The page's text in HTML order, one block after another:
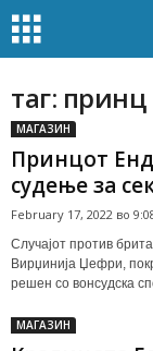
таг: принц
МАГАЗИН
Принцот
судење за
February 17, 2022 во
Случајот против
Вирџинија Џефри,
решен со вонсудска
МАГАЗИН